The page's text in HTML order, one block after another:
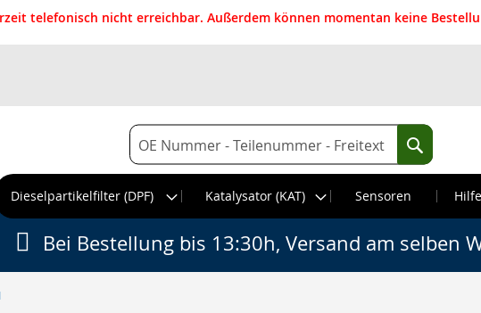
telefonisch nicht erreichbar. Außerdem können momentan keine
Suche
Suche
Dieselpartikelfilter (DPF)
Katalysator (KAT) Sensoren
Bei Bestellung bis 13:30h, Versand am selben